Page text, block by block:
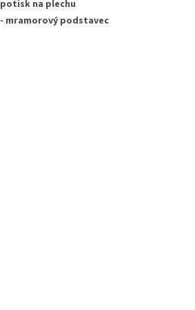
potisk na plechu
- mramorový podstavec